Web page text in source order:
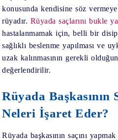
konusunda kendisine söz
rüyadır. Rüyada saçlarını bukle
hastalanmamak için, belli bir
sağlıklı beslenme yapılması ve
uzak kalınmasının gerekli
değerlendirilir.
Rüyada Başkasının
Neleri İşaret Eder?
Rüyada başkasının saçını yapmak